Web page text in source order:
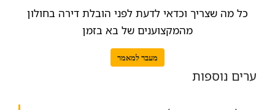
כל מה שצריך וכדאי לדעת לפני הובלת דירה בחולון
מהמקצוענים של בא בזמן
מעבר למאמר
ערים נוספות